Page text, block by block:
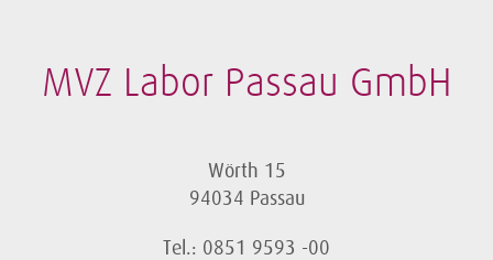
MVZ Labor Passau GmbH
Wörth 15
94034 Passau
Tel.: 0851 9593 -00